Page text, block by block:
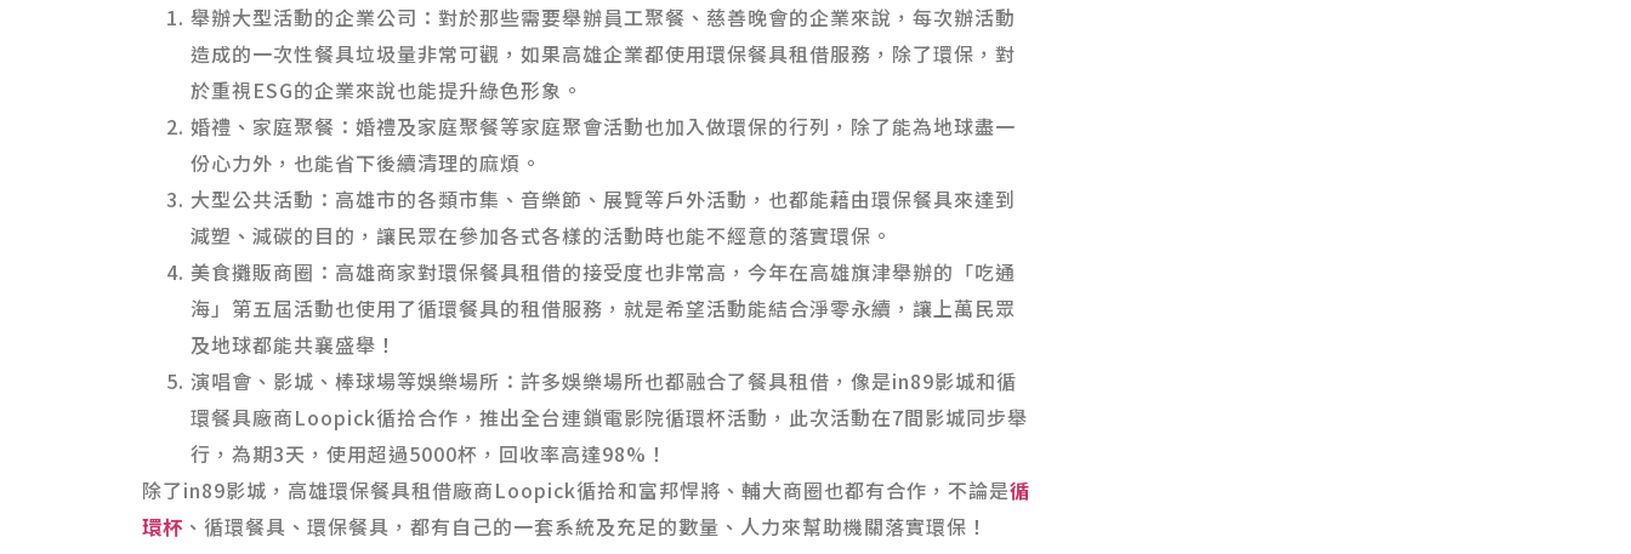
舉辦大型活動的企業公司：對於那些需要舉辦員工聚餐、慈善晚會的企業來說，每次辦活動
造成的一次性餐具垃圾量非常可觀，如果高雄企業都使用環保餐具租借服務，除了環保，對
於重視ESG的企業來說也能提升綠色形象。
婚禮、家庭聚餐：婚禮及家庭聚餐等家庭聚會活動也加入做環保的行列，除了能為地球盡一
份心力外，也能省下後續清理的麻煩。
大型公共活動：高雄市的各類市集、音樂節、展覽等戶外活動，也都能藉由環保餐具來達到
減塑、減碳的目的，讓民眾在參加各式各樣的活動時也能不經意的落實環保。
美食攤販商圈：高雄商家對環保餐具租借的接受度也非常高，今年在高雄旗津舉辦的「吃通
海」第五屆活動也使用了循環餐具的租借服務，就是希望活動能結合淨零永續，讓上萬民眾
及地球都能共襄盛舉！
演唱會、影城、棒球場等娛樂場所：許多娛樂場所也都融合了餐具租借，像是in89影城和循
環餐具廠商Loopick循拾合作，推出全台連鎖電影院循環杯活動，此次活動在7間影城同步舉
行，為期3天，使用超過5000杯，回收率高達98%！
除了in89影城，高雄環保餐具租借廠商Loopick循拾和富邦悍將、輔大商圈也都有合作，不論是循
環杯 、循環餐具、環保餐具，都有自己的一套系統及充足的數量、人力來幫助機關落實環保！